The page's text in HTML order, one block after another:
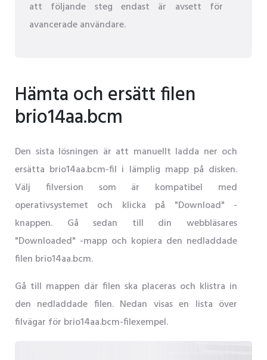
att följande steg endast är avsett för
avancerade användare.
Hämta och ersätt filen
brio14aa.bcm
Den sista lösningen är att manuellt ladda ner och
ersätta brio14aa.bcm-fil i lämplig mapp på disken.
Välj filversion som är kompatibel med
operativsystemet och klicka på "Download" -
knappen. Gå sedan till din webbläsares
"Downloaded" -mapp och kopiera den nedladdade
filen brio14aa.bcm.
Gå till mappen där filen ska placeras och klistra in
den nedladdade filen. Nedan visas en lista över
filvägar för brio14aa.bcm-filexempel.